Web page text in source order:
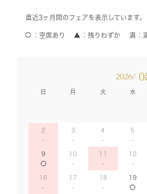
直近3ヶ月間のフェアを表示しています。
空席あり 残りわずか
2026/
日 月 火 水
2 3 4 5
9 10 11 12
16 17 18 19